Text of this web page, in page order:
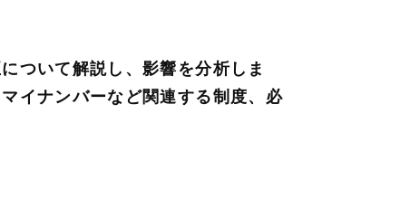
ついて解説し、影響を分析しま
イナンバーなど関連する制度、必